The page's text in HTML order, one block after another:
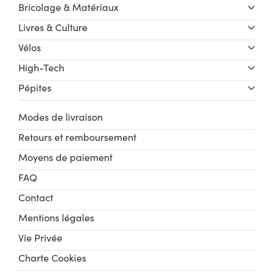
Bricolage & Matériaux
Livres & Culture
Vélos
High-Tech
Pépites
Modes de livraison
Retours et remboursement
Moyens de paiement
FAQ
Contact
Mentions légales
Vie Privée
Charte Cookies